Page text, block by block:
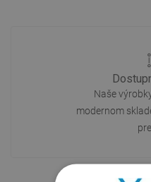
Naše
modernom